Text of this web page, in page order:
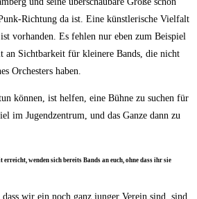
Rich­tung da ist. Eine künst­le­ri­sche Viel­falt
vor­han­den. Es feh­len nur eben zum Bei­spiel
an Sicht­bar­keit für klei­ne­re Bands, die nicht
Orches­ters haben.
kön­nen, ist hel­fen, eine Büh­ne zu suchen für
im Jugend­zen­trum, und das Gan­ze dann zu
wen­den sich bereits Bands an euch, ohne dass ihr sie
wir ein noch ganz jun­ger Ver­ein sind, sind